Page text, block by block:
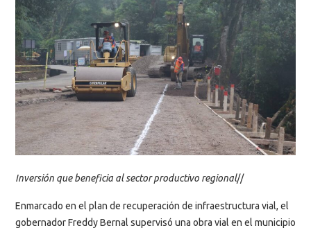
Inversión que beneficia al sector productivo regional//
Enmarcado en el plan de recuperación de infraestructura vial, el
gobernador Freddy Bernal supervisó una obra vial en el municipio